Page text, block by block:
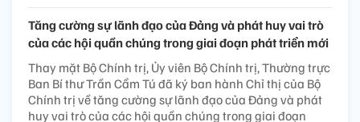
Tăng cường sự lãnh đạo của Đảng và phát huy vai trò
của các hội quần chúng trong giai đoạn phát triển mới
Thay mặt Bộ Chính trị, Ủy viên Bộ Chính trị, Thường trực
Ban Bí thư Trần Cẩm Tú đã ký ban hành Chỉ thị của Bộ
Chính trị về tăng cường sự lãnh đạo của Đảng và phát
huy vai trò của các hội quần chúng trong giai đoạn